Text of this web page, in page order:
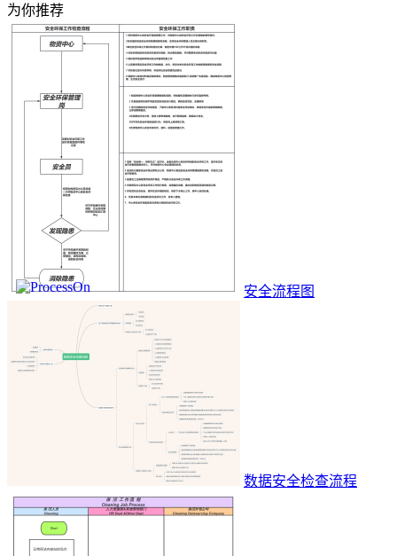
为你推荐
安全流程图
数据安全检查流程